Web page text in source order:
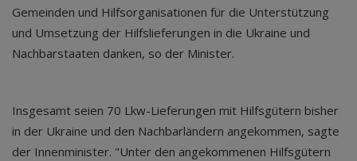
Gemeinden und Hilfsorganisationen für die Unterstützung
und Umsetzung der Hilfslieferungen in die Ukraine und
Nachbarstaaten danken, so der Minister.
Insgesamt seien 70 Lkw-Lieferungen mit Hilfsgütern bisher
in der Ukraine und den Nachbarländern angekommen, sagte
der Innenminister. "Unter den angekommenen Hilfsgütern